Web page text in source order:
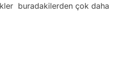
buradakilerden çok daha